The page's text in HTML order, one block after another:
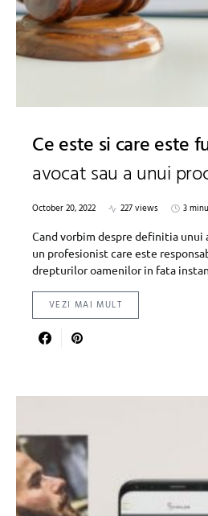
Ce este si care este
avocat sau a unui
October 20, 2022 227 views
3
Cand vorbim despre definitia unui
un profesionist care este
drepturilor oamenilor in fata
VEZI MAI MULT